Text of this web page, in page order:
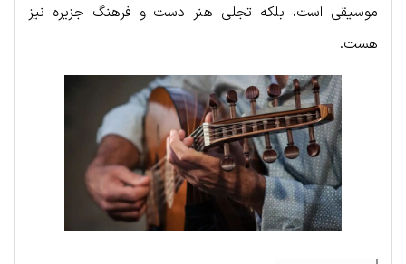
موسیقی است، بلکه تجلی هنر دست و فرهنگ جزیره نیز
هست.